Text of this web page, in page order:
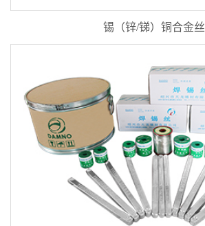
锡（锌/锑）铜合金丝